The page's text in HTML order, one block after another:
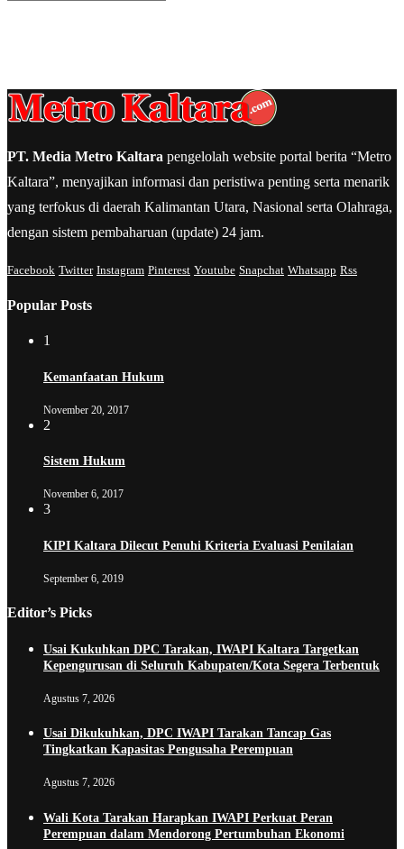
PT. Media Metro Kaltara pengelolah website portal berita “Metro
Kaltara”, menyajikan informasi dan peristiwa penting serta menarik
yang terfokus di daerah Kalimantan Utara, Nasional serta Olahraga,
dengan sistem pembaharuan (update) 24 jam.
Facebook Twitter Instagram Pinterest Youtube Snapchat Whatsapp Rss
Popular Posts
1
Kemanfaatan Hukum
November 20, 2017
2
Sistem Hukum
November 6, 2017
3
KIPI Kaltara Dilecut Penuhi Kriteria Evaluasi Penilaian
September 6, 2019
Editor’s Picks
Usai Kukuhkan DPC Tarakan, IWAPI Kaltara Targetkan
Kepengurusan di Seluruh Kabupaten/Kota Segera Terbentuk
Agustus 7, 2026
Usai Dikukuhkan, DPC IWAPI Tarakan Tancap Gas
Tingkatkan Kapasitas Pengusaha Perempuan
Agustus 7, 2026
Wali Kota Tarakan Harapkan IWAPI Perkuat Peran
Perempuan dalam Mendorong Pertumbuhan Ekonomi